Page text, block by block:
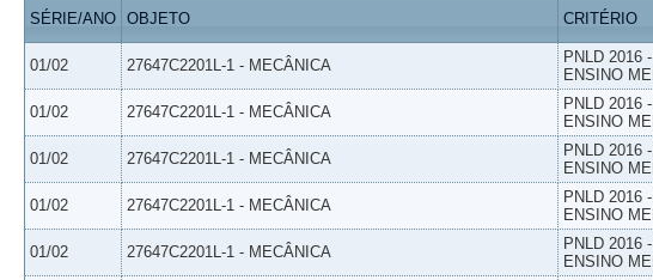
SÉRIE/ANO OBJETO CRITÉRIO
01/02 27647C2201L-1 - MECÂNICA
PNLD 2016
ENSINO
01/02 27647C2201L-1 - MECÂNICA
PNLD 2016
ENSINO
01/02 27647C2201L-1 - MECÂNICA
PNLD 2016
ENSINO
01/02 27647C2201L-1 - MECÂNICA
PNLD 2016
ENSINO
01/02 27647C2201L-1 - MECÂNICA
PNLD 2016
ENSINO